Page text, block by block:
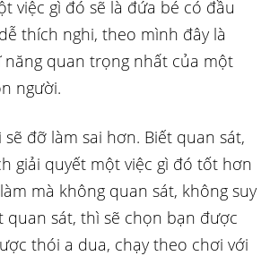
việc gì đó sẽ là đứa bé có đầu
thích nghi, theo mình đây là
năng quan trọng nhất của một
người.
đỡ làm sai hơn. Biết quan sát,
giải quyết một việc gì đó tốt hơn
mà không quan sát, không suy
quan sát, thì sẽ chọn bạn được
thói a dua, chạy theo chơi với